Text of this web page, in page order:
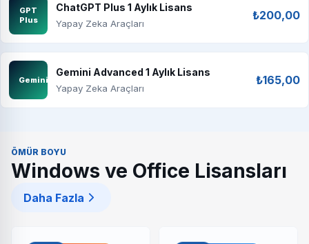
GPT
Plus
ChatGPT Plus 1 Aylık Lisans
Yapay Zeka Araçları
₺200,00
Gemini
Gemini Advanced 1 Aylık Lisans
Yapay Zeka Araçları
₺165,00
ÖMÜR BOYU
Windows ve Office Lisansları
Daha Fazla